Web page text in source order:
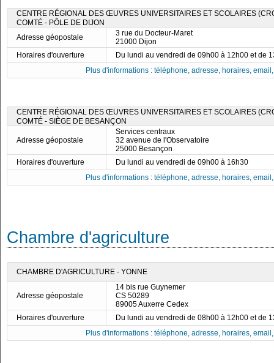
CENTRE RÉGIONAL DES ŒUVRES UNIVERSITAIRES ET SCOLAIRES
COMTÉ - PÔLE DE DIJON
Adresse géopostale
3 rue du Docteur-Maret
21000 Dijon
Horaires d'ouverture
Du lundi au vendredi de 09h00 à 12h00 et de
Plus d'informations : téléphone, adresse, horaires,
CENTRE RÉGIONAL DES ŒUVRES UNIVERSITAIRES ET SCOLAIRES
COMTÉ - SIÈGE DE BESANÇON
Adresse géopostale
Services centraux
32 avenue de l'Observatoire
25000 Besançon
Horaires d'ouverture
Du lundi au vendredi de 09h00 à 16h30
Plus d'informations : téléphone, adresse, horaires,
Chambre d'agriculture
CHAMBRE D'AGRICULTURE - YONNE
Adresse géopostale
14 bis rue Guynemer
CS 50289
89005 Auxerre Cedex
Horaires d'ouverture
Du lundi au vendredi de 08h00 à 12h00 et de
Plus d'informations : téléphone, adresse, horaires,